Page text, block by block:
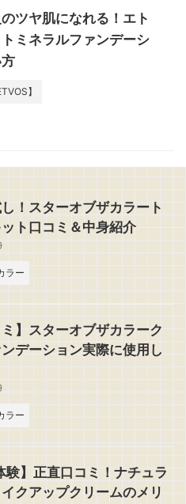
ツヤ肌になれる！エト
ミネラルファンデーシ
】
！スターオブザカラート
ト口コミ＆中身紹介
ラー
ミ】スターオブザカラーク
デーション実際に使用し
ラー
験】正直口コミ！ナチュラ
クアップクリームのメリ